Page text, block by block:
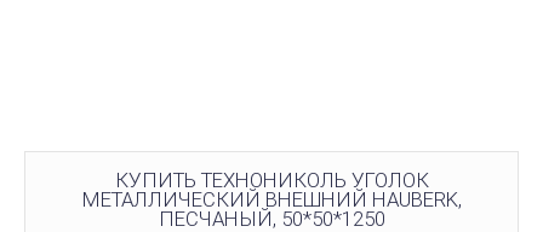
КУПИТЬ ТЕХНОНИКОЛЬ УГОЛОК
МЕТАЛЛИЧЕСКИЙ ВНЕШНИЙ HAUBERK,
ПЕСЧАНЫЙ, 50*50*1250